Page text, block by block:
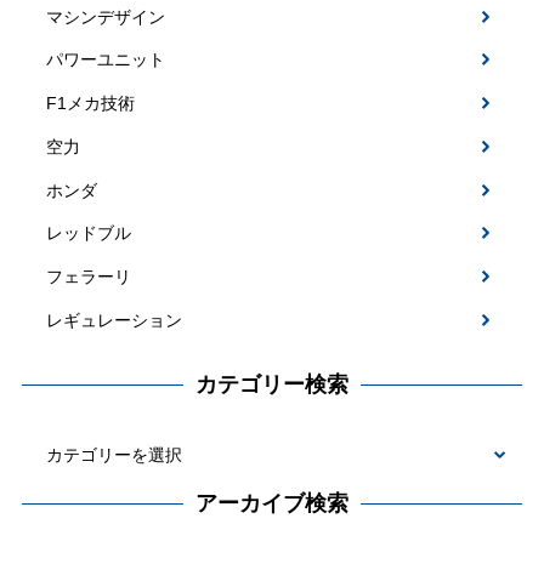
マシンデザイン
パワーユニット
F1メカ技術
空力
ホンダ
レッドブル
フェラーリ
レギュレーション
カテゴリー検索
アーカイブ検索